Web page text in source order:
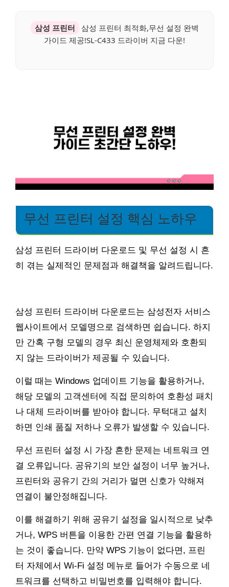
삼성 프린터
삼성 프린터 최적화,무선 설정 완벽
가이드 제공!SL-C433 드라이버 지금 다운!
무선 프린터 설정 핵심 노하우
삼성 프린터 드라이버 다운로드 및 무선 설정 시 흔
히 겪는 실제적인 문제점과 해결책을 알려드립니다.
삼성 프린터 드라이버 다운로드는 삼성전자 서비스
웹사이트에서 모델명으로 검색하면 쉽습니다. 하지
만 간혹 구형 모델의 경우 최신 운영체제와 호환되
지 않는 드라이버가 제공될 수 있습니다.
이럴 때는 Windows 업데이트 기능을 활용하거나,
해당 모델의 고객센터에 직접 문의하여 호환성 패치
나 대체 드라이버를 받아야 합니다. 무턱대고 설치
하면 인쇄 품질 저하나 오류가 발생할 수 있습니다.
무선 프린터 설정 시 가장 흔한 문제는 네트워크 연
결 오류입니다. 공유기의 보안 설정이 너무 높거나,
프린터와 공유기 간의 거리가 멀면 신호가 약해져
연결이 불안정해집니다.
이를 해결하기 위해 공유기 설정을 일시적으로 낮추
거나, WPS 버튼을 이용한 간편 연결 기능을 활용하
는 것이 좋습니다. 만약 WPS 기능이 없다면, 프린
터 자체에서 Wi-Fi 설정 메뉴로 들어가 수동으로 네
트워크를 선택하고 비밀번호를 입력해야 합니다.